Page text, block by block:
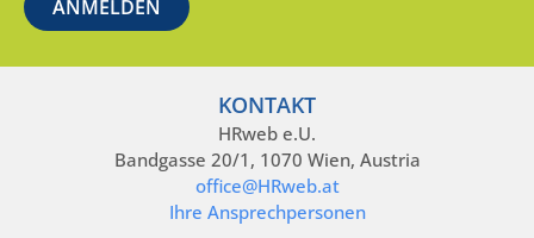
KONTAKT
HRweb e.U.
Bandgasse 20/1, 1070 Wien, Austria
office@HRweb.at
Ihre Ansprechpersonen